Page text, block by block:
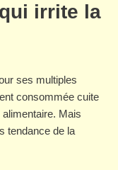
irrite la
ses multiples
consommée cuite
Mais
tendance de la